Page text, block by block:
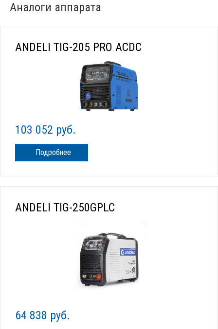
Аналоги аппарата
ANDELI TIG-205 PRO ACDC
103 052 руб.
Подробнее
ANDELI TIG-250GPLC
64 838 руб.